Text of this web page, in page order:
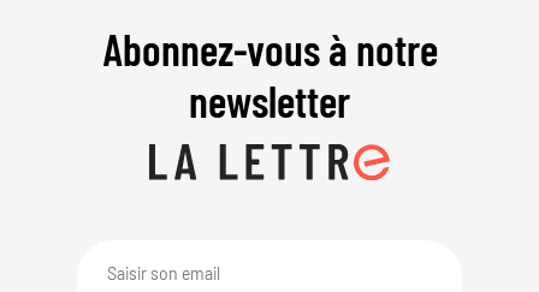
Abonnez-vous à notre
newsletter